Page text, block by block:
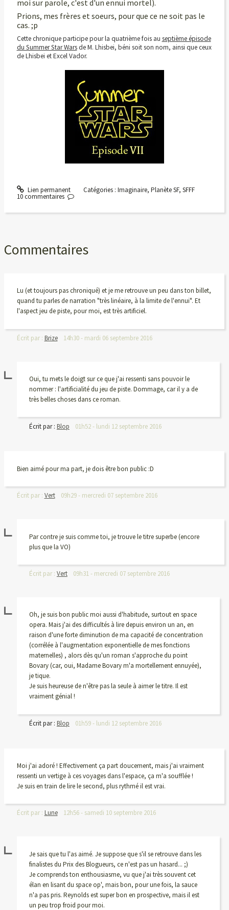
moi sur parole, c'est d'un ennui mortel).
Prions, mes frères et soeurs, pour que ce ne soit pas le
cas. ;p
Cette chronique participe pour la quatrième fois au septième épisode
du Summer Star Warsde M. Lhisbei, béni soit son nom, ainsi que ceux
de Lhisbei et Excel Vador.
Lien permanent Catégories : Imaginaire, Planète SF, SFFF
10 commentaires
Commentaires
Lu (et toujours pas chroniqué) et je me retrouve un peu dans ton billet,
quand tu parles de narration "très linéaire, à la limite de l'ennui". Et
l'aspect jeu de piste, pour moi, est très artificiel.
Écrit par : Brize 14h30- mardi 06 septembre 2016
Oui, tu mets le doigt sur ce que j'ai ressenti sans pouvoir le
nommer : l'artificialité du jeu de piste. Dommage, car il y a de
très belles choses dans ce roman.
Écrit par : Blop 01h52- lundi 12 septembre 2016
Bien aimé pour ma part, je dois être bon public :D
Écrit par : Vert 09h29- mercredi 07 septembre 2016
Par contre je suis comme toi, je trouve le titre superbe (encore
plus que la VO)
Écrit par : Vert 09h31- mercredi 07 septembre 2016
Oh, je suis bon public moi aussi d'habitude, surtout en space
opera. Mais j'ai des difficultés à lire depuis environ un an, en
raison d'une forte diminution de ma capacité de concentration
(corrélée à l'augmentation exponentielle de mes fonctions
maternelles) , alors dès qu'un roman s'approche du point
Bovary (car, oui, Madame Bovary m'a mortellement ennuyée),
je tique.
Je suis heureuse de n'être pas la seule à aimer le titre. Il est
vraiment génial !
Écrit par : Blop 01h59- lundi 12 septembre 2016
Moi j'ai adoré ! Effectivement ça part doucement, mais j'ai vraiment
ressenti un vertige à ces voyages dans l'espace, ça m'a soufflée !
Je suis en train de lire le second, plus rythmé il est vrai.
Écrit par : Lune 12h56- samedi 10 septembre 2016
Je sais que tu l'as aimé. Je suppose que s'il se retrouve dans les
finalistes du Prix des Blogueurs, ce n'est pas un hasard... ;)
Je comprends ton enthousiasme, vu que j'ai très souvent cet
élan en lisant du space op', mais bon, pour une fois, la sauce
n'a pas pris. Reynolds est super bon en prospective, mais il est
un peu trop froid pour moi.